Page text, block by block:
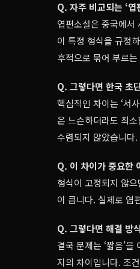
Q. 자주 비교되는 ‘엽
엽편소설은 중국에서
이 특정 형식을 규정
후적으로 묶어 부르
Q. 그렇다면 한국 초
핵심적인 차이는 ‘서
은 느슨하더라도 최
수렴되지 않았습니다.
Q. 이 차이가 중요한
형식이 고정되지 않
이 큽니다. 실제로 엽
Q. 그렇다면 해결 방
결국 문제는 ‘짧음’
지의 차이입니다. 조